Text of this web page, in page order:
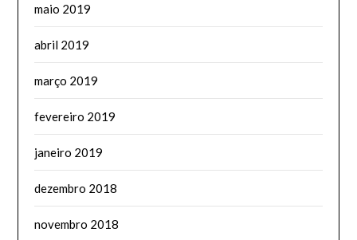
maio 2019
abril 2019
março 2019
fevereiro 2019
janeiro 2019
dezembro 2018
novembro 2018